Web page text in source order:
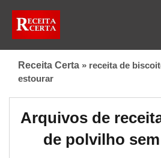
Receita Certa » receita de
estourar
Arquivos de
de polvilho